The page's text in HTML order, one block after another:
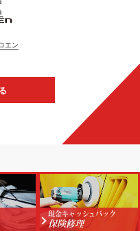
エン
現金キャッシュバック
保険修理